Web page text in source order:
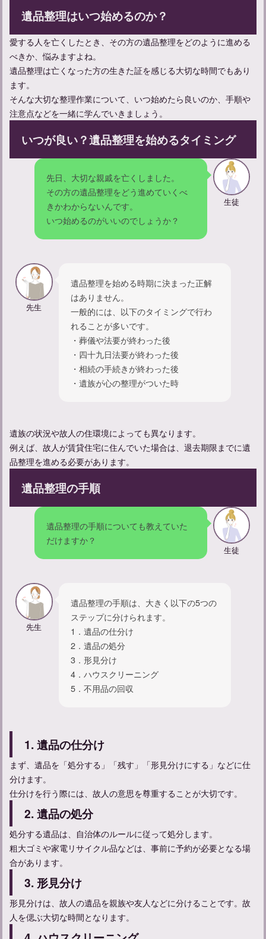
亡くなることについて：類義語との違いや意味、使い方を学ぶ
【不幸があった人への声かけ】友達にかける言葉の例文を紹介
忌中期間中の孫の振る舞いについて：やってはいけないことは
何？
参列者のマナーガイド：弔事に参列する際の服装について解説
遺品整理はいつ始めるのか？
愛する人を亡くしたとき、その方の遺品整理をどのように進める
べきか、悩みますよね。
遺品整理は亡くなった方の生きた証を感じる大切な時間でもあり
ます。
そんな大切な整理作業について、いつ始めたら良いのか、手順や
注意点などを一緒に学んでいきましょう。
いつが良い？遺品整理を始めるタイミング
先日、大切な親戚を亡くしました。
その方の遺品整理をどう進めていくべ
きかわからないんです。
いつ始めるのがいいのでしょうか？
生徒
先生
遺品整理を始める時期に決まった正解
はありません。
一般的には、以下のタイミングで行わ
れることが多いです。
・葬儀や法要が終わった後
・四十九日法要が終わった後
・相続の手続きが終わった後
・遺族が心の整理がついた時
遺族の状況や故人の住環境によっても異なります。
例えば、故人が賃貸住宅に住んでいた場合は、退去期限までに遺
品整理を進める必要があります。
遺品整理の手順
遺品整理の手順についても教えていた
だけますか？
生徒
先生
遺品整理の手順は、大きく以下の5つの
ステップに分けられます。
1．遺品の仕分け
2．遺品の処分
3．形見分け
4．ハウスクリーニング
5．不用品の回収
1. 遺品の仕分け
まず、遺品を「処分する」「残す」「形見分けにする」などに仕
分けます。
仕分けを行う際には、故人の意思を尊重することが大切です。
2. 遺品の処分
処分する遺品は、自治体のルールに従って処分します。
粗大ゴミや家電リサイクル品などは、事前に予約が必要となる場
合があります。
3. 形見分け
形見分けは、故人の遺品を親族や友人などに分けることです。故
人を偲ぶ大切な時間となります。